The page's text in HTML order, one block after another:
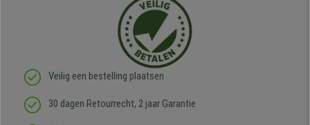
Veilig een bestelling plaatsen
30 dagen Retourrecht, 2 jaar Garantie